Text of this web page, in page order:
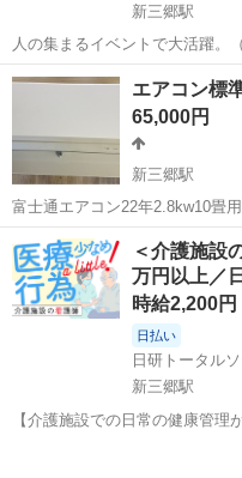
新三郷駅
人の集まるイベントで大活躍。
足が6本付いているので移動も
ん。 足は工具要らずで取り外せます。 大きすぎてほとん
ませんが、シートを掛けて...
埼玉 八潮市 新三郷駅
エアコン標
65,000円
新三郷駅
富士通エアコン22年2.8kw10畳用標準設
れ有りますがキレイなエアコンです。 動作確認済みです。
写真頂ければ見積金額をお伝え致します。 お気軽に
価格は税込です。
埼玉 三郷市 新三郷駅
＜介護施設
万円以上／
時給2,200円
日払い
新三郷駅
【介護施設での日常の健康管理がメイン！】 「病